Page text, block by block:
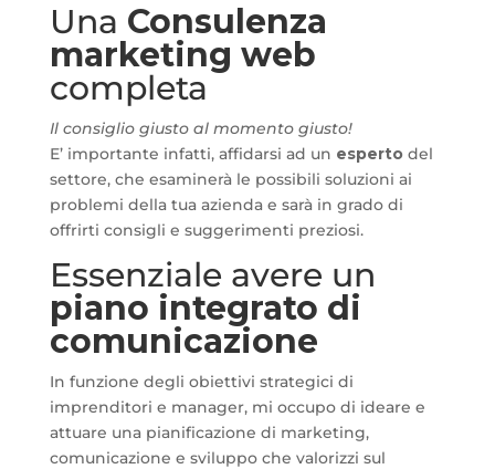
Una Consulenza
marketing web
completa
Il consiglio giusto al momento giusto!
E’ importante infatti, affidarsi ad un espertodel
settore, che esaminerà le possibili soluzioni ai
problemi della tua azienda e sarà in grado di
offrirti consigli e suggerimenti preziosi.
Essenziale avere un
piano integrato di
comunicazione
In funzione degli obiettivi strategici di
imprenditori e manager, mi occupo di ideare e
attuare una pianificazione di marketing,
comunicazione e sviluppo che valorizzi sul